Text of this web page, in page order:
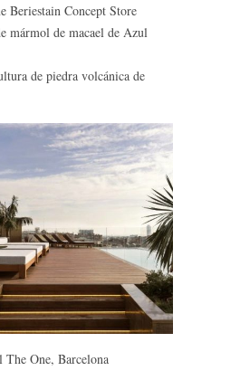
Beriestain Concept Store
mármol de macael de Azul
de piedra volcánica de
One, Barcelona